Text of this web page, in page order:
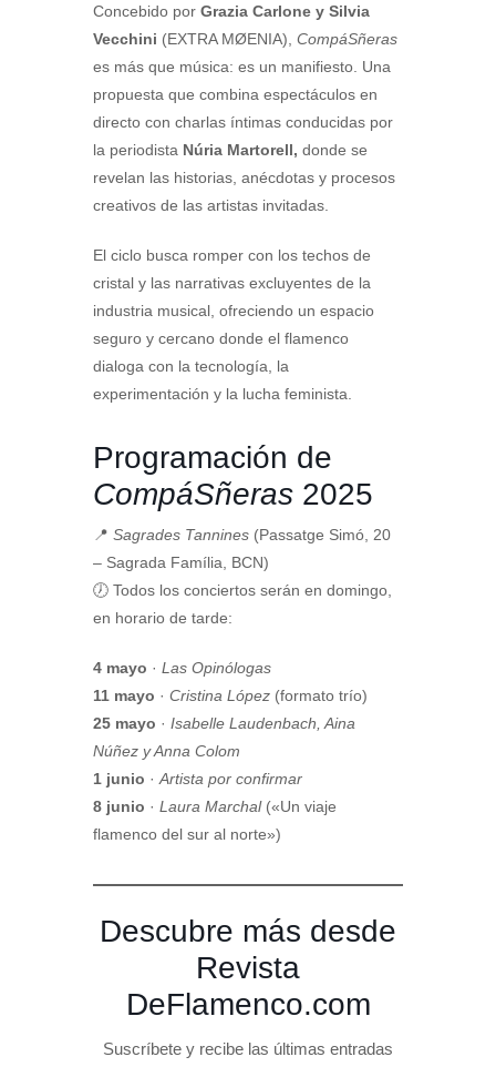
Concebido por Grazia Carlone y Silvia
Vecchini (EXTRA MØENIA), CompáSñeras
es más que música: es un manifiesto. Una
propuesta que combina espectáculos en
directo con charlas íntimas conducidas por
la periodista Núria Martorell, donde se
revelan las historias, anécdotas y procesos
creativos de las artistas invitadas.
El ciclo busca romper con los techos de
cristal y las narrativas excluyentes de la
industria musical, ofreciendo un espacio
seguro y cercano donde el flamenco
dialoga con la tecnología, la
experimentación y la lucha feminista.
Programación de
CompáSñeras 2025
📍 Sagrades Tannines (Passatge Simó, 20
– Sagrada Família, BCN)
🕖 Todos los conciertos serán en domingo,
en horario de tarde:
4 mayo · Las Opinólogas
11 mayo · Cristina López (formato trío)
25 mayo · Isabelle Laudenbach, Aina
Núñez y Anna Colom
1 junio · Artista por confirmar
8 junio · Laura Marchal(«Un viaje
flamenco del sur al norte»)
Descubre más desde
Revista
DeFlamenco.com
Suscríbete y recibe las últimas entradas